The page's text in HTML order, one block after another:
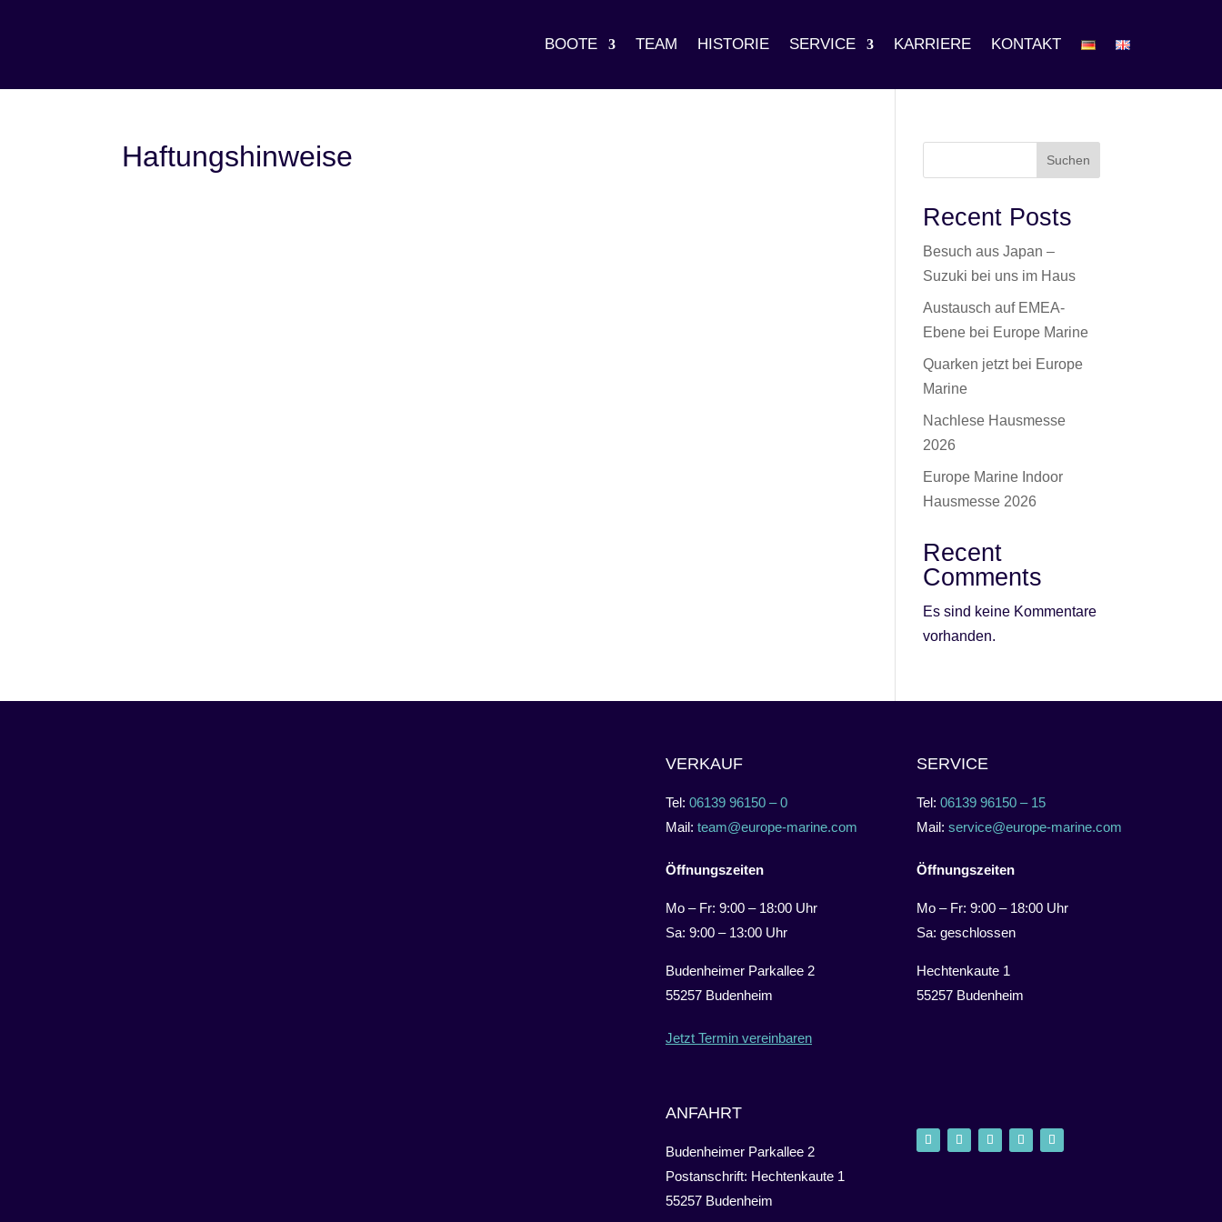
BOOTE TEAM HISTORIE SERVICE KARRIERE KONTAKT
Haftungshinweise Suchen
Recent Posts
Besuch aus Japan –
Suzuki bei uns im Haus
Austausch auf EMEA-
Ebene bei Europe Marine
Quarken jetzt bei Europe
Marine
Nachlese Hausmesse
2026
Europe Marine Indoor
Hausmesse 2026
Recent
Comments
Es sind keine Kommentare
vorhanden.
VERKAUF
Tel: 06139 96150 – 0
Mail: team@europe-marine.com
Öffnungszeiten
Mo – Fr: 9:00 – 18:00 Uhr
Sa: 9:00 – 13:00 Uhr
Budenheimer Parkallee 2
55257 Budenheim
Jetzt Termin vereinbaren
SERVICE
Tel: 06139 96150 – 15
Mail: service@europe-marine.com
Öffnungszeiten
Mo – Fr: 9:00 – 18:00 Uhr
Sa: geschlossen
Hechtenkaute 1
55257 Budenheim
ANFAHRT
Budenheimer Parkallee 2
Postanschrift: Hechtenkaute 1
55257 Budenheim